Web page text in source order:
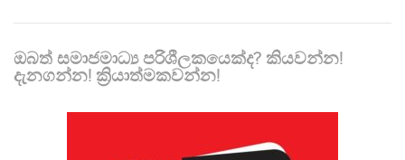
ඔබත් සමාජමාධ්‍ය පරිශීලකයෙක්ද? කියවන්න!
දැනගන්න! ක්‍රියාත්මකවන්න!